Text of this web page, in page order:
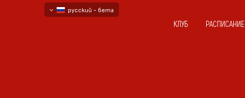
русский - бета
КЛУБ РАСПИСАНИЕ